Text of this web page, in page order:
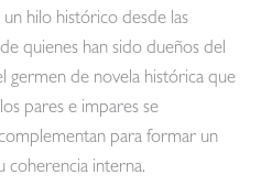
un hilo histórico desde las
quienes han sido dueños del
germen de novela histórica que
pares e impares se
para formar un
coherencia interna.